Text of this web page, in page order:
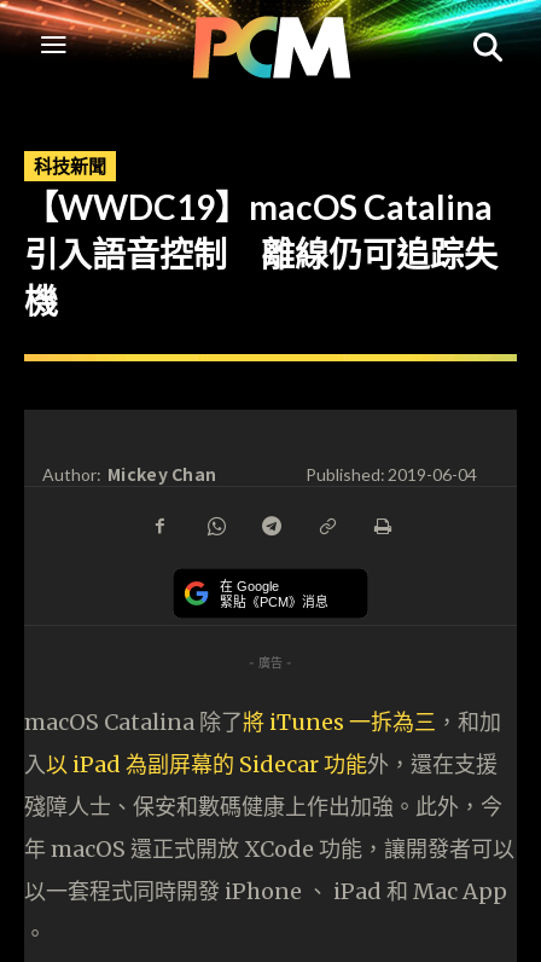
科技新聞
【WWDC19】macOS Catalina
引入語音控制 離線仍可追踪失
機
Author: Mickey Chan Published:2019-06-04
在 Google
緊貼《PCM》消息
- 廣告 -
macOS Catalina 除了將 iTunes 一拆為三 ，和加
入以 iPad 為副屏幕的 Sidecar 功能外，還在支援
殘障人士、保安和數碼健康上作出加強。此外，今
年 macOS 還正式開放 XCode 功能，讓開發者可以
以一套程式同時開發 iPhone 、 iPad 和 Mac App
。